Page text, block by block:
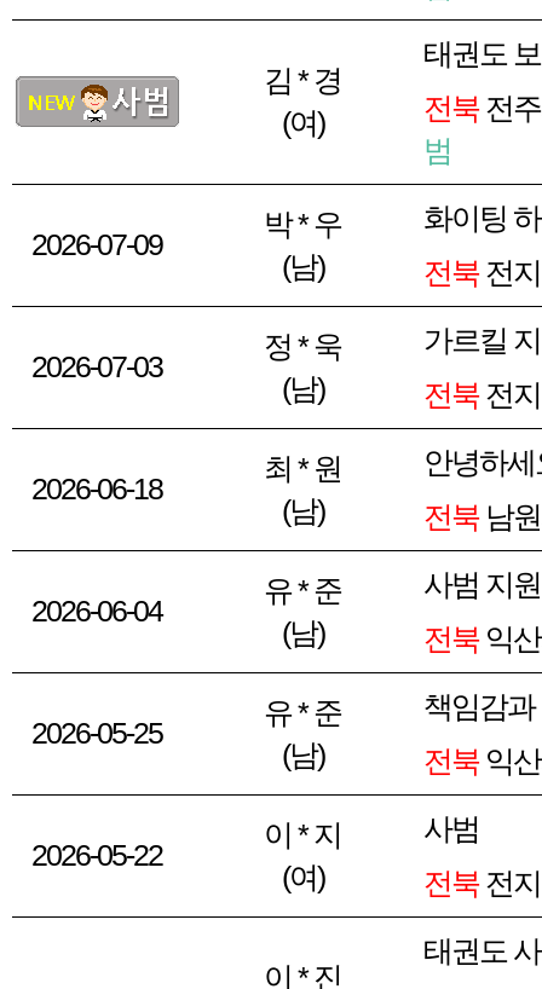
김 * 경
(여)
태권도
전북전주
범
2026-07-09
박 * 우
(남)
화이팅
전북전
2026-07-03
정 * 욱
(남)
가르킬
전북전
2026-06-18
최 * 원
(남)
안녕하세
전북남
2026-06-04
유 * 준
(남)
사범 지
전북익
2026-05-25
유 * 준
(남)
책임감
전북익
2026-05-22
이 * 지
(여)
사범
전북전
이 * 진
태권도